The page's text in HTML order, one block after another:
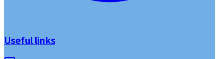
Useful links